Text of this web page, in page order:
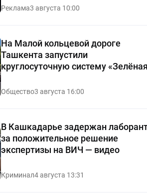
Реклама3 августа 10:00
На Малой кольцевой дороге
Ташкента запустили
круглосуточную систему «Зелёная
волна»
Общество3 августа 16:00
В Кашкадарье задержан
за положительное решение
экспертизы на ВИЧ — видео
Криминал4 августа 13:31